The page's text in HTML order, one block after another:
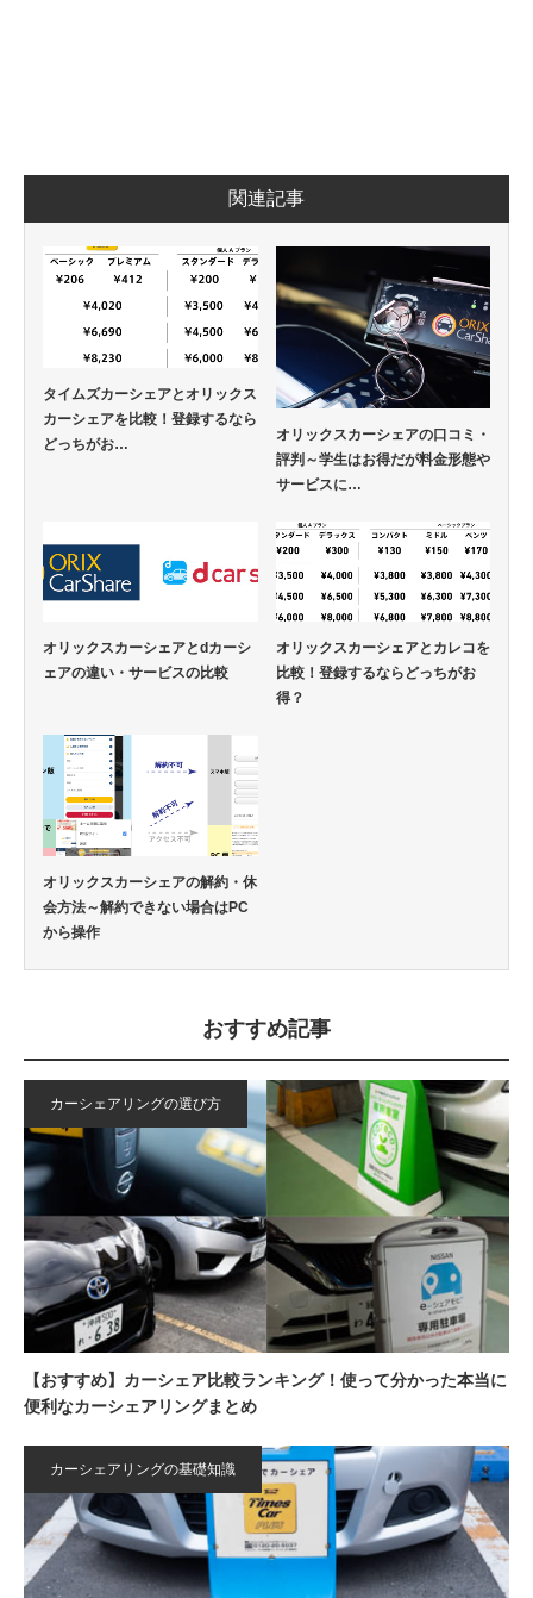
関連記事
タイムズカーシェアとオリックス
カーシェアを比較！登録するなら
どっちがお…
オリックスカーシェアの口コミ・
評判～学生はお得だが料金形態や
サービスに…
オリックスカーシェアとdカーシ
ェアの違い・サービスの比較
オリックスカーシェアとカレコを
比較！登録するならどっちがお
得？
オリックスカーシェアの解約・休
会方法～解約できない場合はPC
から操作
おすすめ記事
カーシェアリングの選び方
【おすすめ】カーシェア比較ランキング！使って分かった本当に
便利なカーシェアリングまとめ
カーシェアリングの基礎知識